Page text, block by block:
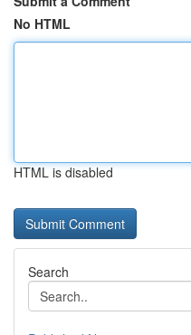
No HTML
HTML is disabled
Search